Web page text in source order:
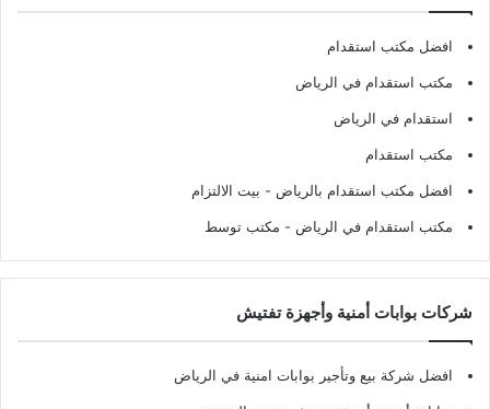
افضل مكتب استقدام
مكتب استقدام في الرياض
استقدام في الرياض
مكتب استقدام
افضل مكتب استقدام بالرياض - بيت الالتزام
مكتب استقدام في الرياض - مكتب توسط
شركات بوابات أمنية وأجهزة تفتيش
افضل شركة بيع وتأجير بوابات امنية في الرياض